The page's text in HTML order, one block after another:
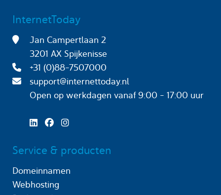
InternetToday
Jan Campertlaan 2
3201 AX Spijkenisse
+31 (0)88-7507000
support@internettoday.nl
Open op werkdagen
vanaf 9:00 - 17:00 uur
Service & producten
Domeinnamen
Webhosting